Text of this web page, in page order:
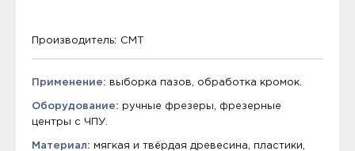
Производитель: CMT
Применение: выборка пазов, обработка кромок.
Оборудование: ручные фрезеры, фрезерные
центры с ЧПУ.
Материал: мягкая и твёрдая древесина, пластики,